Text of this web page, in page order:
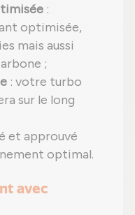
:
optimisée,
mais aussi
;
: votre turbo
sur le long
et approuvé
optimal.
avec